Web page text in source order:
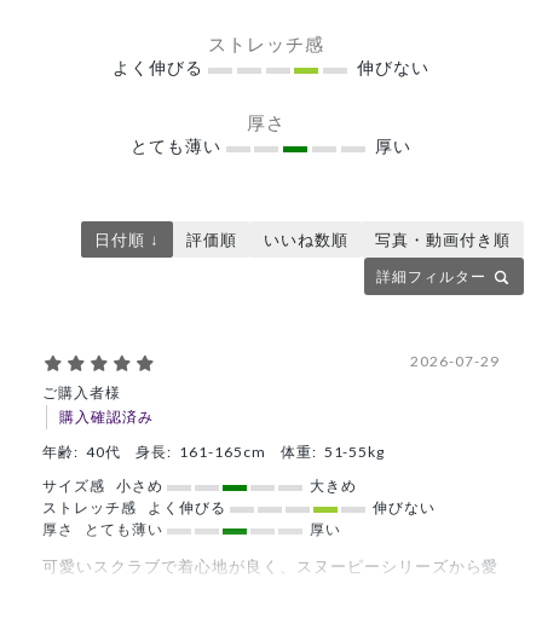
ストレッチ感
よく伸びる 伸びない
厚さ
とても薄い 厚い
詳細フィルター
日付順 ↓ 評価順 いいね数順 写真・動画付き順
ご購入者様
購入確認済み
2026-07-29
年齢: 40代 身長: 161-165cm 体重: 51-55kg
サイズ感
小さめ
大きめ
ストレッチ感
よく伸びる
伸びない
厚さ
とても薄い 厚い
可愛いスクラブで着心地が良く、スヌーピーシリーズから愛